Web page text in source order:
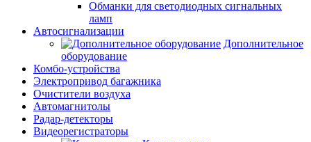
Обманки для светодиодных сигнальных
ламп
Автосигнализации
Дополнительное
оборудование
Комбо-устройства
Электропривод багажника
Очистители воздуха
Автомагнитолы
Радар-детекторы
Видеорегистраторы